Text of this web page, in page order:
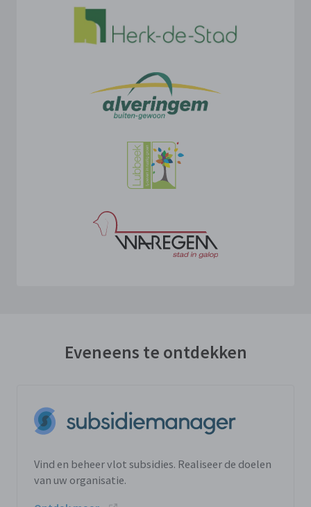
Eveneens te ontdekken
Vind en beheer vlot subsidies. Realiseer de doelen
van uw organisatie.